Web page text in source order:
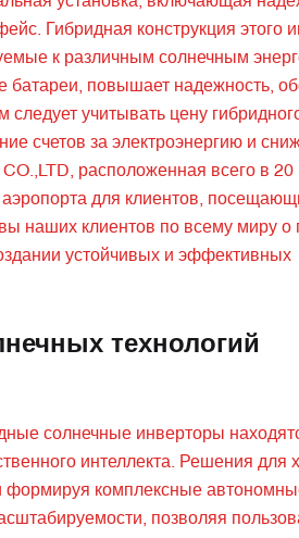
Гибридная конструкция этого
к различным солнечным
батареи, повышает надежность,
учитывать цену
счетов за электроэнергию и
расположенная всего в 20
для клиентов,
наших клиентов по всему миру о
устойчивых и эффективных
технологий
солнечные инверторы
интеллекта. Решения для
формируя комплексные
позволяя